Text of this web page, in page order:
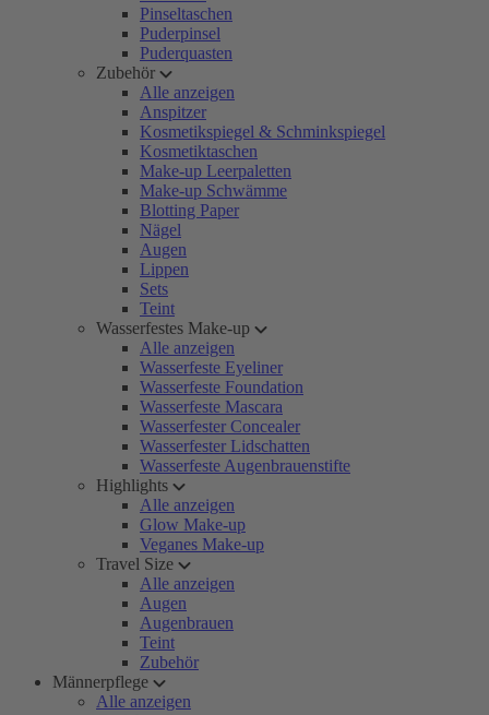
Pinseltaschen
Puderpinsel
Puderquasten
Zubehör
Alle anzeigen
Anspitzer
Kosmetikspiegel & Schminkspiegel
Kosmetiktaschen
Make-up Leerpaletten
Make-up Schwämme
Blotting Paper
Nägel
Augen
Lippen
Sets
Teint
Wasserfestes Make-up
Alle anzeigen
Wasserfeste Eyeliner
Wasserfeste Foundation
Wasserfeste Mascara
Wasserfester Concealer
Wasserfester Lidschatten
Wasserfeste Augenbrauenstifte
Highlights
Alle anzeigen
Glow Make-up
Veganes Make-up
Travel Size
Alle anzeigen
Augen
Augenbrauen
Teint
Zubehör
Männerpflege
Alle anzeigen